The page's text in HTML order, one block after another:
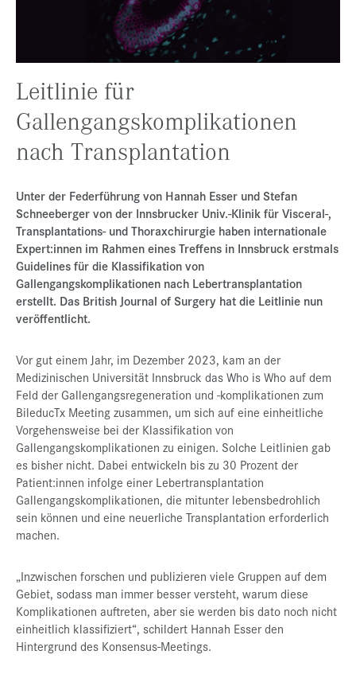
Kontakt
Datenschutz
Service-Links
Leitlinie für
Gallengangskomplikationen
nach Transplantation
Unter der Federführung von Hannah Esser und Stefan
Schneeberger von der Innsbrucker Univ.-Klinik für Visceral-,
Transplantations- und Thoraxchirurgie haben internationale
Expert:innen im Rahmen eines Treffens in Innsbruck erstmals
Guidelines für die Klassifikation von
Gallengangskomplikationen nach Lebertransplantation
erstellt. Das British Journal of Surgery hat die Leitlinie nun
veröffentlicht.
Vor gut einem Jahr, im Dezember 2023, kam an der
Medizinischen Universität Innsbruck das Who is Who auf dem
Feld der Gallengangsregeneration und -komplikationen zum
BileducTx Meeting zusammen, um sich auf eine einheitliche
Vorgehensweise bei der Klassifikation von
Gallengangskomplikationen zu einigen. Solche Leitlinien gab
es bisher nicht. Dabei entwickeln bis zu 30 Prozent der
Patient:innen infolge einer Lebertransplantation
Gallengangskomplikationen, die mitunter lebensbedrohlich
sein können und eine neuerliche Transplantation erforderlich
machen.
„Inzwischen forschen und publizieren viele Gruppen auf dem
Gebiet, sodass man immer besser versteht, warum diese
Komplikationen auftreten, aber sie werden bis dato noch nicht
einheitlich klassifiziert“, schildert Hannah Esser den
Hintergrund des Konsensus-Meetings.